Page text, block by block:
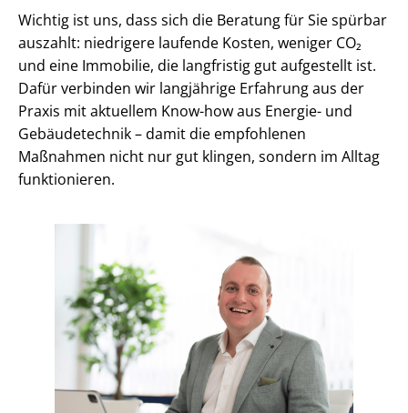
Wichtig ist uns, dass sich die Beratung für Sie spürbar
auszahlt: niedrigere laufende Kosten, weniger CO₂
und eine Immobilie, die langfristig gut aufgestellt ist.
Dafür verbinden wir langjährige Erfahrung aus der
Praxis mit aktuellem Know-how aus Energie- und
Gebäudetechnik – damit die empfohlenen
Maßnahmen nicht nur gut klingen, sondern im Alltag
funktionieren.